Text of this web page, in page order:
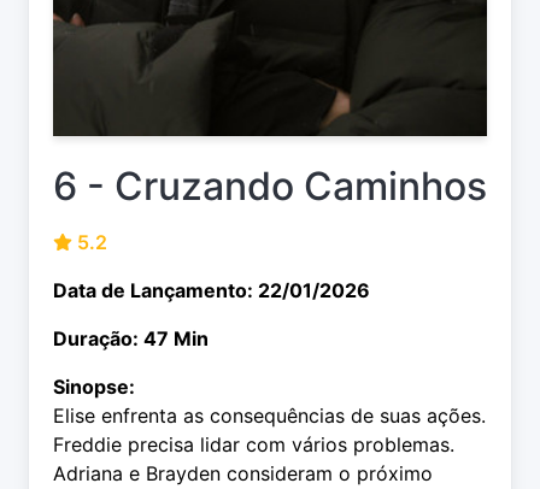
6 - Cruzando Caminhos
5.2
Data de Lançamento: 22/01/2026
Duração: 47 Min
Sinopse:
Elise enfrenta as consequências de suas ações.
Freddie precisa lidar com vários problemas.
Adriana e Brayden consideram o próximo